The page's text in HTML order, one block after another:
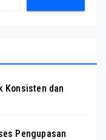
Konsisten dan
Pengupasan